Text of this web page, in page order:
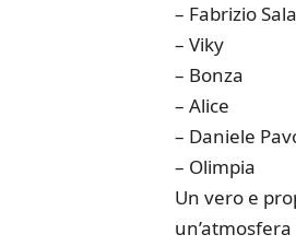
– Fabrizio Sala
– Viky
– Bonza
– Alice
– Daniele
– Olimpia
Un vero e